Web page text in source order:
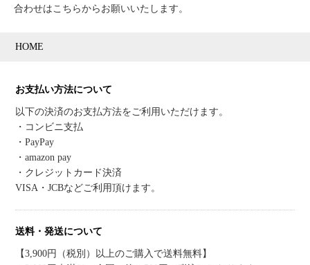
合わせはこちらからお願いいたします。
HOME
お支払い方法について
以下の決済のお支払方法をご利用いただけます。
・コンビニ支払
・PayPay
・amazon pay
・クレジットカード決済
VISA・JCBなどご利用頂けます。
送料・発送について
【3,900円（税別）以上のご購入で送料無料】